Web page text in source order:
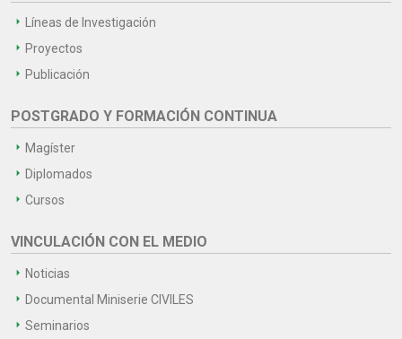
Líneas de Investigación
Proyectos
Publicación
POSTGRADO Y FORMACIÓN CONTINUA
Magíster
Diplomados
Cursos
VINCULACIÓN CON EL MEDIO
Noticias
Documental Miniserie CIVILES
Seminarios